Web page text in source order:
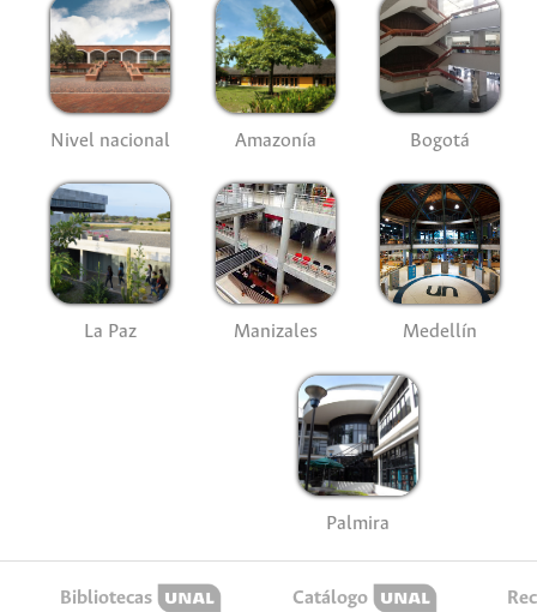
Nivel nacional Amazonía Bogotá
La Paz Manizales Medellín
Palmira
Bibliotecas Catálogo